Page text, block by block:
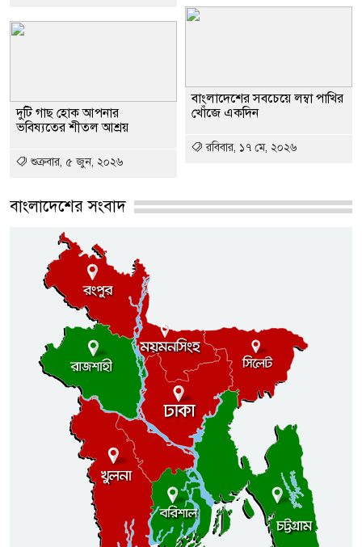
দুটি গাছ হোক আপনার
ভবিষ্যতের শীতল আশ্রয়
শুক্রবার, ৫ জুন, ২০২৬
বাংলাদেশের সবচেয়ে লম্বা পাখির
খোঁজে একদিন
রবিবার, ১৭ মে, ২০২৬
বাংলাদেশের সংবাদ